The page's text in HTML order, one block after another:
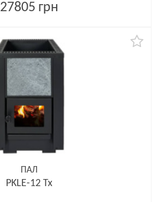
27805 грн
ПАЛ
PKLE-12 Tx